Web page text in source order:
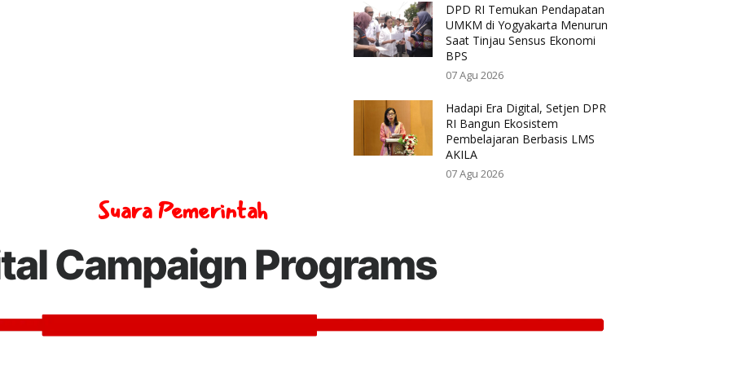
DPD RI Temukan Pendapatan
UMKM di Yogyakarta Menurun
Saat Tinjau Sensus Ekonomi
BPS
07 Agu 2026
Hadapi Era Digital, Setjen DPR
RI Bangun Ekosistem
Pembelajaran Berbasis LMS
AKILA
07 Agu 2026
Suara Pemerintah
Campaign Programs